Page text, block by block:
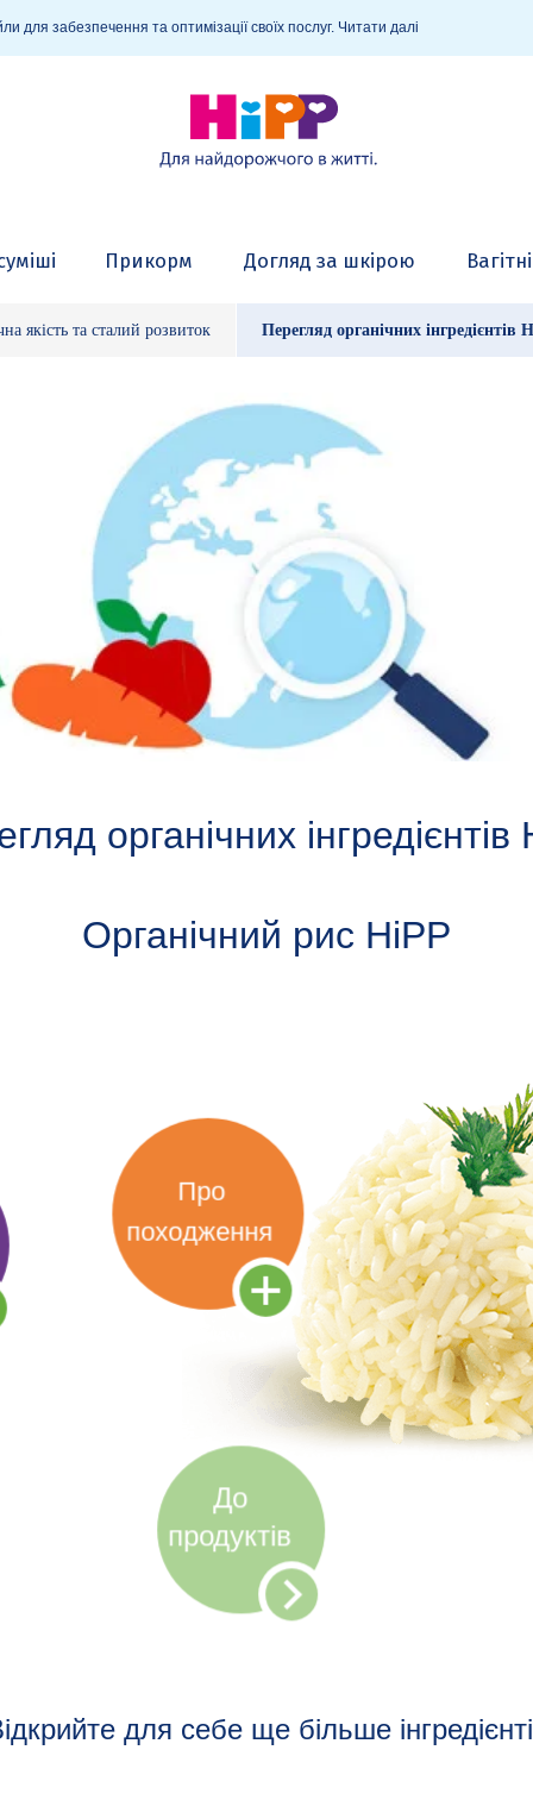
для забезпечення та оптимізації своїх послуг. Читати далі
Прикорм Догляд за шкірою
якість та сталий розвиток Перегляд органічних інгредієнтів
органічних інгредієнтів
Органічний рис HiPP
для себе ще більше